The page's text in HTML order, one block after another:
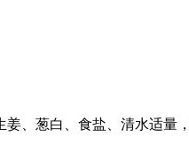
、葱白、食盐、清水适量